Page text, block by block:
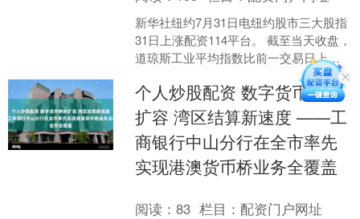
新华社纽约7月31日电纽约股市三大股指
31日上涨配资114平台。 截至当天收盘，
道琼斯工业平均指数比前一交易日上涨
276.97点，收于52485.03点，涨幅为....
个人炒股配资 数字货币桥再
扩容 湾区结算新速度 ——工
商银行中山分行在全市率先
实现港澳货币桥业务全覆盖
阅读：83 栏目：配资门户网址